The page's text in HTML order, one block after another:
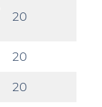
20
20
20